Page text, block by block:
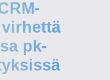
pk-